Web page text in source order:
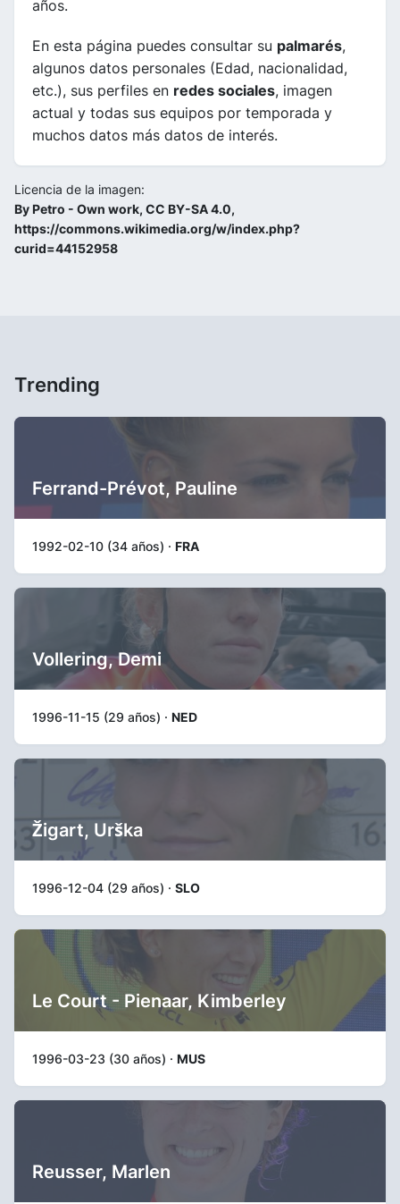
años.
En esta página puedes consultar su palmarés,
algunos datos personales (Edad, nacionalidad,
etc.), sus perfiles en redes sociales, imagen
actual y todas sus equipos por temporada y
muchos datos más datos de interés.
Licencia de la imagen:
By Petro - Own work, CC BY-SA 4.0,
https://commons.wikimedia.org/w/index.php?
curid=44152958
Trending
Ferrand-Prévot, Pauline
1992-02-10 (34 años) · FRA
Vollering, Demi
1996-11-15 (29 años) · NED
Žigart, Urška
1996-12-04 (29 años) · SLO
Le Court - Pienaar, Kimberley
1996-03-23 (30 años) · MUS
Reusser, Marlen